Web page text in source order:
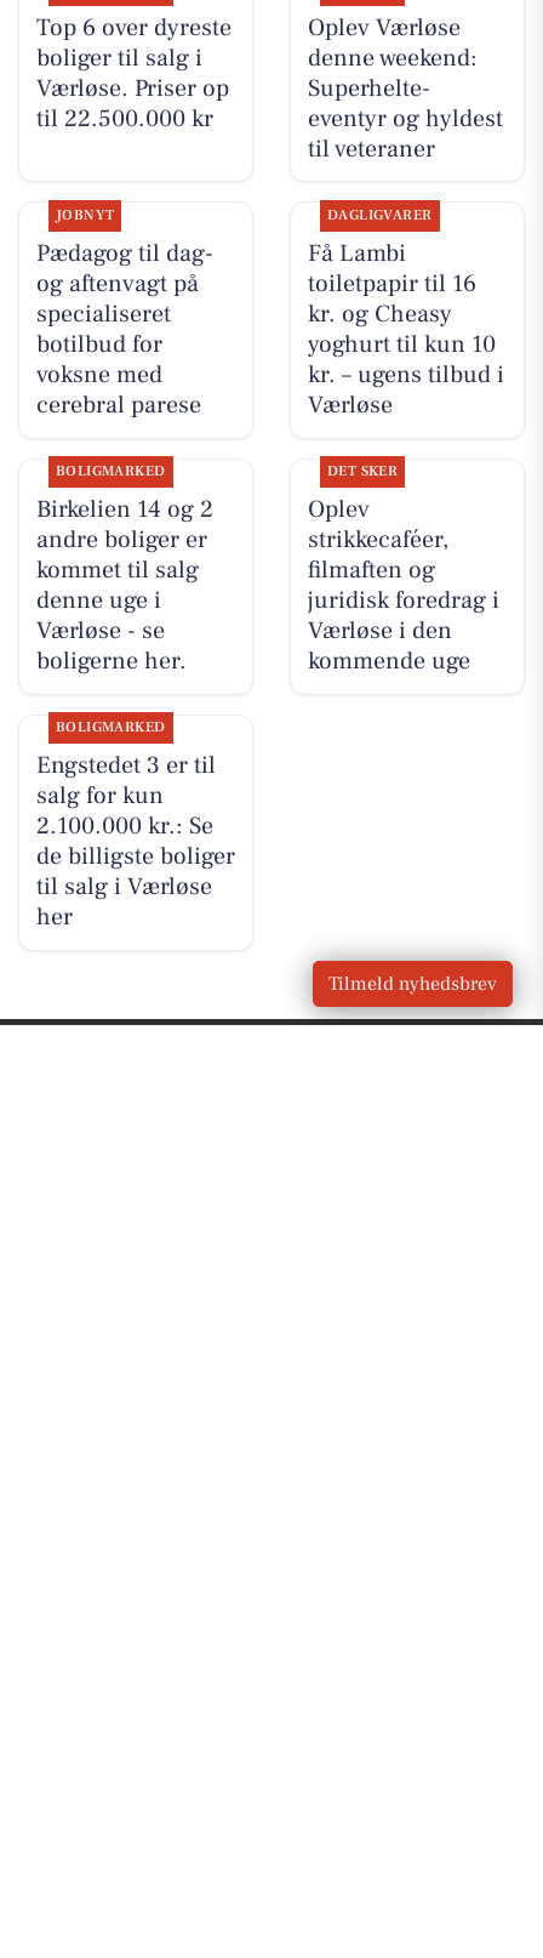
Top 6 over dyreste
boliger til salg i
Værløse. Priser op
til 22.500.000 kr
Oplev Værløse
denne weekend:
Superhelte-
eventyr og hyldest
til veteraner
JOBNYT
Pædagog til dag-
og aftenvagt på
specialiseret
botilbud for
voksne med
cerebral parese
DAGLIGVARER
Få Lambi
toiletpapir til 16
kr. og Cheasy
yoghurt til kun 10
kr. – ugens tilbud i
Værløse
BOLIGMARKED
Birkelien 14 og 2
andre boliger er
kommet til salg
denne uge i
Værløse - se
boligerne her.
DET SKER
Oplev
strikkecaféer,
filmaften og
juridisk foredrag i
Værløse i den
kommende uge
BOLIGMARKED
Engstedet 3 er til
salg for kun
2.100.000 kr.: Se
de billigste boliger
til salg i Værløse
her
Tilmeld nyhedsbrev